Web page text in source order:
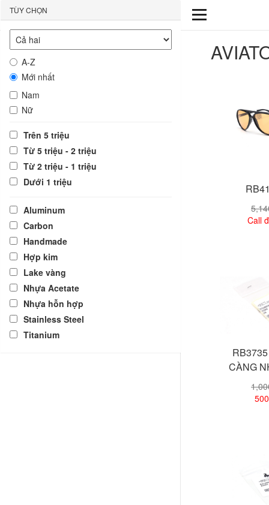
TÙY CHỌN
A-Z
Mới nhất
Nam
Nữ
Trên 5 triệu
Từ 5 triệu - 2 triệu
Từ 2 triệu - 1 triệu
Dưới 1 triệu
Aluminum
Carbon
Handmade
Hợp kim
Lake vàng
Nhựa Acetate
Nhựa hỗn hợp
Stainless Steel
Titanium
Call
CÀNG